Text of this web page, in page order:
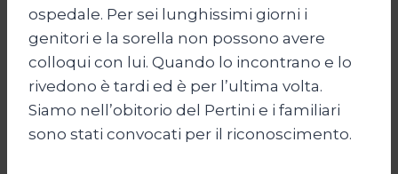
ospedale. Per sei lunghissimi giorni i
genitori e la sorella non possono avere
colloqui con lui. Quando lo incontrano e lo
rivedono è tardi ed è per l’ultima volta.
Siamo nell’obitorio del Pertini e i familiari
sono stati convocati per il riconoscimento.